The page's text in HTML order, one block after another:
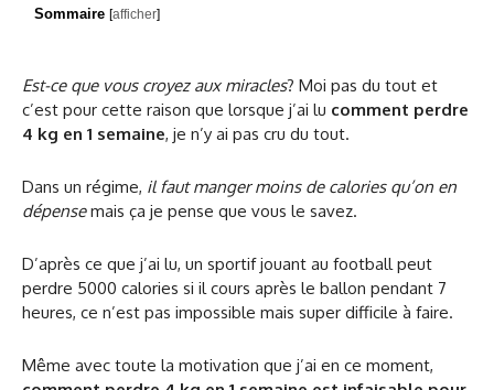
Sommaire [afficher]
Est-ce que vous croyez aux miracles? Moi pas du tout et
c’est pour cette raison que lorsque j’ai lu comment perdre
4 kg en 1 semaine, je n’y ai pas cru du tout.
Dans un régime, il faut manger moins de calories qu’on en
dépensemais ça je pense que vous le savez.
D’après ce que j’ai lu, un sportif jouant au football peut
perdre 5000 calories si il cours après le ballon pendant 7
heures, ce n’est pas impossible mais super difficile à faire.
Même avec toute la motivation que j’ai en ce moment,